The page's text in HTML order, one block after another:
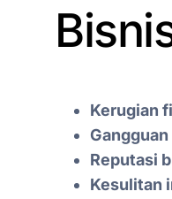
Kerugian
Reputasi
Kesulitan